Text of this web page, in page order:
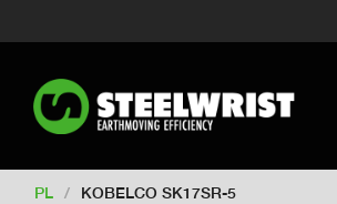
Switch to International
Switch to France
PL / KOBELCO SK17SR-5